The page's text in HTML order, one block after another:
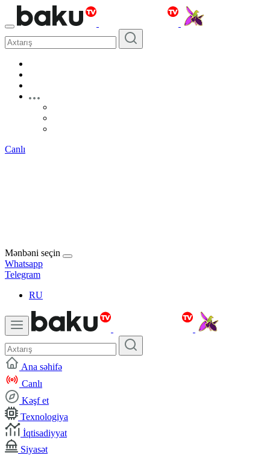
Canlı
Mənbəni seçin
Whatsapp
Telegram
RU
Ana səhifə
Canlı
Kəşf et
Texnologiya
İqtisadiyyat
Siyasət